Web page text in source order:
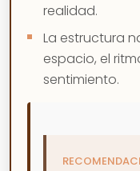
realidad.
La estructura
espacio, el
sentimiento.